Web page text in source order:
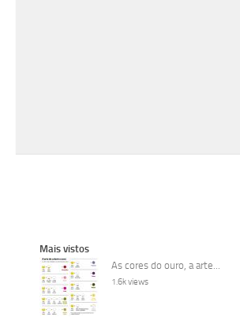
Mais vistos
As cores do ouro, a arte...
1.6k views